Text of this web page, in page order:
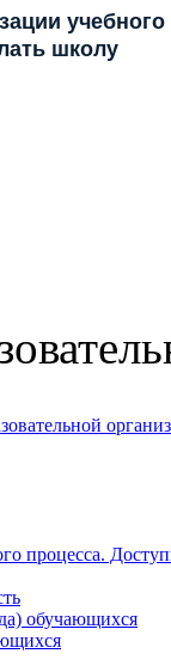
учебного
школу
процесса.
обучающихся